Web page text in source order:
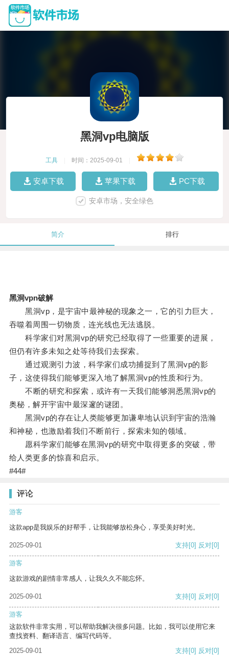
黑洞vp电脑版
工具 时间：2025-09-01
安卓下载 苹果下载 PC下载
安卓市场，安全绿色
简介 排行
黑洞vpn破解
黑洞vp，是宇宙中最神秘的现象之一，它的引力巨大，
吞噬着周围一切物质，连光线也无法逃脱。
科学家们对黑洞vp的研究已经取得了一些重要的进展，
但仍有许多未知之处等待我们去探索。
通过观测引力波，科学家们成功捕捉到了黑洞vp的影
子，这使得我们能够更深入地了解黑洞vp的性质和行为。
不断的研究和探索，或许有一天我们能够洞悉黑洞vp的
奥秘，解开宇宙中最深邃的谜团。
黑洞vp的存在让人类能够更加谦卑地认识到宇宙的浩瀚
和神秘，也激励着我们不断前行，探索未知的领域。
愿科学家们能够在黑洞vp的研究中取得更多的突破，带
给人类更多的惊喜和启示。
#44#
评论
游客
这款app是我娱乐的好帮手，让我能够放松身心，享受美好时光。
2025-09-01 支持[0] 反对[0]
游客
这款游戏的剧情非常感人，让我久久不能忘怀。
2025-09-01 支持[0] 反对[0]
游客
这款软件非常实用，可以帮助我解决很多问题。比如，我可以使用它来
查找资料、翻译语言、编写代码等。
2025-09-01
支持[0] 反对[0]